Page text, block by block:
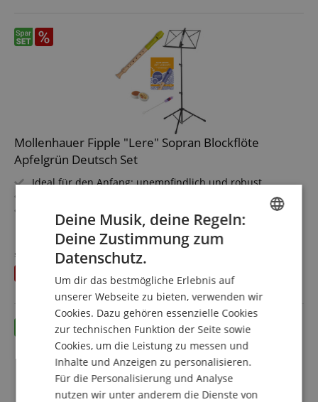
Mollenhauer Fipple "Lere" Sopran Blockflöte
Apfelgrün Deutsch Set
Ideal für den Anfang: unempfindlich und robust
Griffstück aus europäischem Ahorn, Kopf aus Kunststoff
Tonumfang: c2 - d4
Farbe: Apfelgrün
Mit Etui, Wischerstab, Grifftabelle, Fipple-Story, -Song & -
Game
Sparset inklusive Flötenschule, Notenständer,
Wollwischer und Zug- & Kork-Fett
mehr anzeigen
65,20 €
inkl. MwSt.
statt einzeln 83,67€
FRENCH
SPANISH
Deine Musik, deine Regeln:
Deine Zustimmung zum
Datenschutz.
Um dir das bestmögliche Erlebnis auf
unserer Webseite zu bieten, verwenden wir
Cookies. Dazu gehören essenzielle Cookies
zur technischen Funktion der Seite sowie
Cookies, um die Leistung zu messen und
Inhalte und Anzeigen zu personalisieren.
Für die Personalisierung und Analyse
nutzen wir unter anderem die Dienste von